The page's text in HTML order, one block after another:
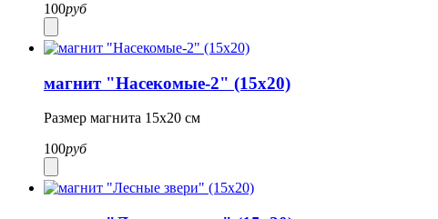
100руб
магнит "Насекомые-2" (15х20)
Размер магнита 15х20 см
100руб